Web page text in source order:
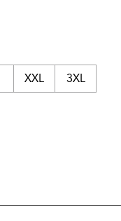
XXL 3XL